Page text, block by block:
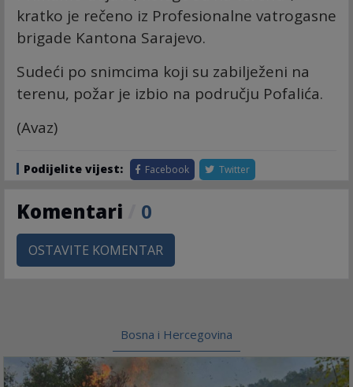
kratko je rečeno iz Profesionalne vatrogasne
brigade Kantona Sarajevo.
Sudeći po snimcima koji su zabilježeni na
terenu, požar je izbio na području Pofalića.
(Avaz)
Podijelite vijest: Facebook Twitter
Komentari 0
OSTAVITE KOMENTAR
Bosna i Hercegovina